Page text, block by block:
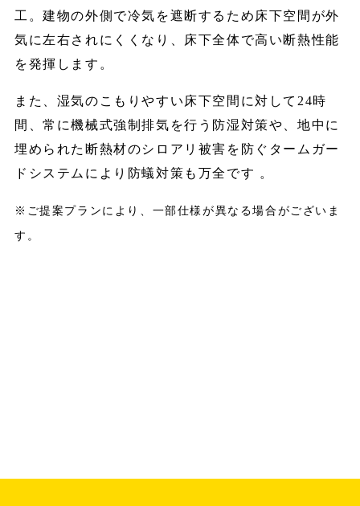
工。建物の外側で冷気を遮断するため床下空間が外
気に左右されにくくなり、床下全体で高い断熱性能
を発揮します。
また、湿気のこもりやすい床下空間に対して24時
間、常に機械式強制排気を行う防湿対策や、地中に
埋められた断熱材のシロアリ被害を防ぐタームガー
ドシステムにより防蟻対策も万全です 。
※ご提案プランにより、一部仕様が異なる場合がございま
す。